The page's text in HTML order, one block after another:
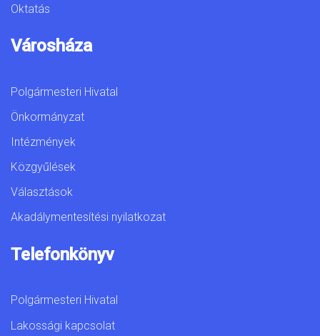
Oktatás
Városháza
Polgármesteri Hivatal
Önkormányzat
Intézmények
Közgyűlések
Választások
Akadálymentesítési nyilatkozat
Telefonkönyv
Polgármesteri Hivatal
Lakossági kapcsolat